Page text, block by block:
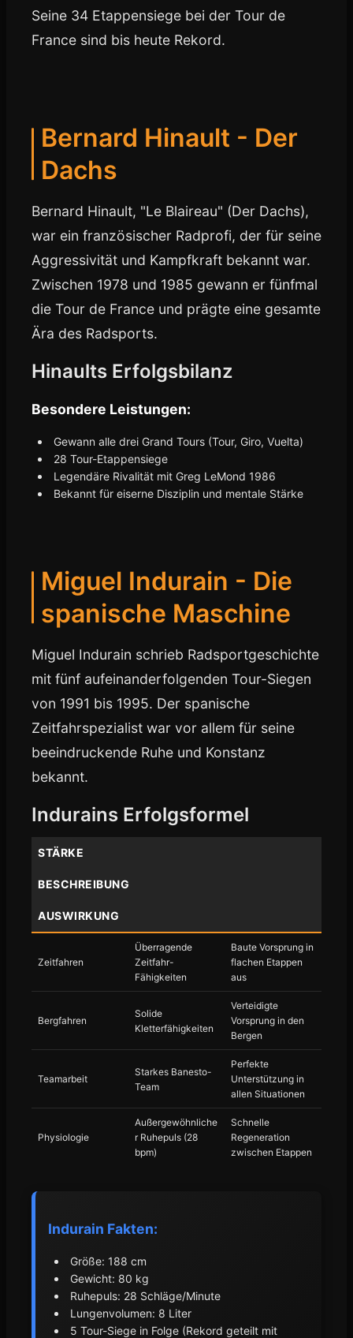
Seine 34 Etappensiege bei der Tour de
France sind bis heute Rekord.
Bernard Hinault - Der
Dachs
Bernard Hinault, "Le Blaireau" (Der Dachs),
war ein französischer Radprofi, der für seine
Aggressivität und Kampfkraft bekannt war.
Zwischen 1978 und 1985 gewann er fünfmal
die Tour de France und prägte eine gesamte
Ära des Radsports.
Hinaults Erfolgsbilanz
Besondere Leistungen:
Gewann alle drei Grand Tours (Tour, Giro, Vuelta)
28 Tour-Etappensiege
Legendäre Rivalität mit Greg LeMond 1986
Bekannt für eiserne Disziplin und mentale Stärke
Miguel Indurain - Die
spanische Maschine
Miguel Indurain schrieb Radsportgeschichte
mit fünf aufeinanderfolgenden Tour-Siegen
von 1991 bis 1995. Der spanische
Zeitfahrspezialist war vor allem für seine
beeindruckende Ruhe und Konstanz
bekannt.
Indurains Erfolgsformel
STÄRKE
BESCHREIBUNG
AUSWIRKUNG
Zeitfahren
Überragende
Zeitfahr-
Fähigkeiten
Baute Vorsprung in
flachen Etappen
aus
Bergfahren
Solide
Kletterfähigkeiten
Verteidigte
Vorsprung in den
Bergen
Teamarbeit
Starkes Banesto-
Team
Perfekte
Unterstützung in
allen Situationen
Physiologie
Außergewöhnliche
r Ruhepuls (28
bpm)
Schnelle
Regeneration
zwischen Etappen
Indurain Fakten:
Größe: 188 cm
Gewicht: 80 kg
Ruhepuls: 28 Schläge/Minute
Lungenvolumen: 8 Liter
5 Tour-Siege in Folge (Rekord geteilt mit